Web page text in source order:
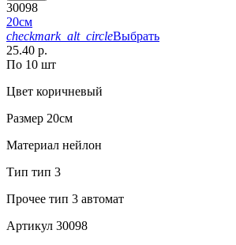
30098
20см
checkmark_alt_circleВыбрать
25.40 р.
По 10 шт
Цвет коричневый
Размер 20см
Материал нейлон
Тип тип 3
Прочее тип 3 автомат
Артикул 30098